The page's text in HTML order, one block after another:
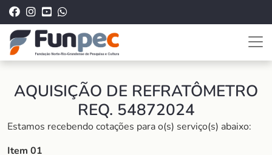
AQUISIÇÃO DE REFRATÔMETRO
REQ. 54872024
Estamos recebendo cotações para o(s) serviço(s) abaixo:
Item 01